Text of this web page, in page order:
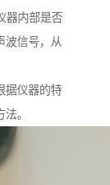
器内部是否
波信号，从
据仪器的特
。